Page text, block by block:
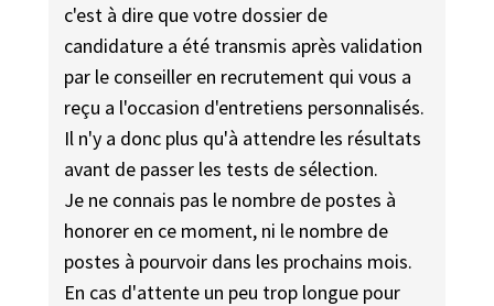
c'est à dire que votre dossier de
candidature a été transmis après validation
par le conseiller en recrutement qui vous a
reçu a l'occasion d'entretiens personnalisés.
Il n'y a donc plus qu'à attendre les résultats
avant de passer les tests de sélection.
Je ne connais pas le nombre de postes à
honorer en ce moment, ni le nombre de
postes à pourvoir dans les prochains mois.
En cas d'attente un peu trop longue pour